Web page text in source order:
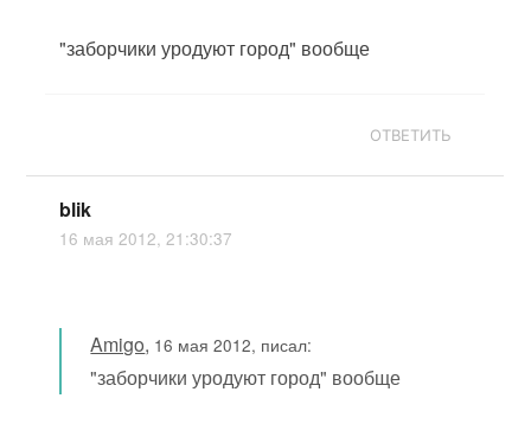
"заборчики уродуют город" вообще
ОТВЕТИТЬ
blik
16 мая 2012, 21:30:37
Amigo, 16 мая 2012, писал:
"заборчики уродуют город" вообще